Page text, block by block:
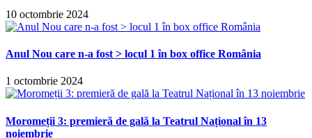
10 octombrie 2024
Anul Nou care n-a fost > locul 1 în box office România
1 octombrie 2024
Moromeții 3: premieră de gală la Teatrul Național în 13
noiembrie